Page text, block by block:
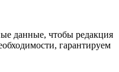
данные, чтобы редакция
гарантируем